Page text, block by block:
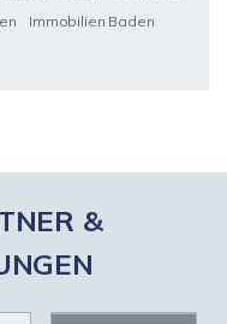
Immobilien Baden
&